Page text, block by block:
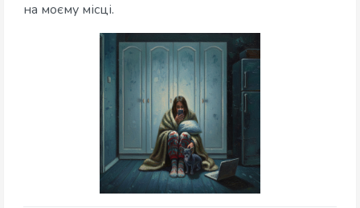
на моєму місці.